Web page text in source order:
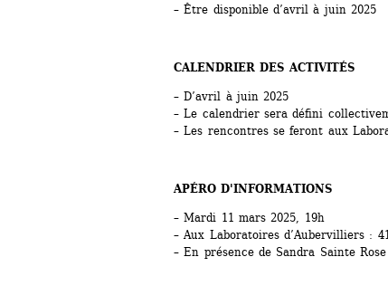
– Être disponible d’avril à juin 2025
CALENDRIER DES ACTIVITÉS
– D’avril à juin 2025
– Le calendrier sera défini
– Les rencontres se feront aux
APÉRO D'INFORMATIONS
– Mardi 11 mars 2025, 19h
– Aux Laboratoires d’Aubervilliers :
– En présence de Sandra Sainte